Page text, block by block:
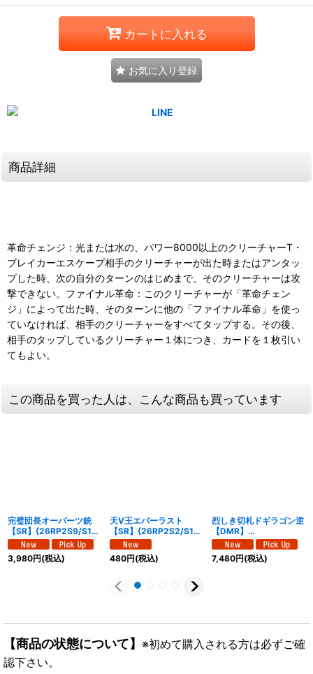
カートに入れる
お気に入り登録
商品詳細
革命チェンジ：光または水の、パワー8000以上のクリーチャーT・
ブレイカーエスケープ相手のクリーチャーが出た時またはアンタッ
プした時、次の自分のターンのはじめまで、そのクリーチャーは攻
撃できない。ファイナル革命：このクリーチャーが「革命チェン
ジ」によって出た時、そのターンに他の「ファイナル革命」を使っ
ていなければ、相手のクリーチャーをすべてタップする。その後、
相手のタップしているクリーチャー１体につき、カードを１枚引い
てもよい。
この商品を買った人は、こんな商品も買っています
完璧団長オーパーツ銃
【SR】{26RP2S9/S11}
《多》
3,980円(税込)
天V王エバーラスト
【SR】{26RP2S2/S11}
《光》
480円(税込)
烈しき切札ドギラゴン逆
【DMR】
{26RP2DM1/DM1}
《多》
7,480円(税込)
【商品の状態について】 ※初めて購入される方は必ずご確
認下さい。